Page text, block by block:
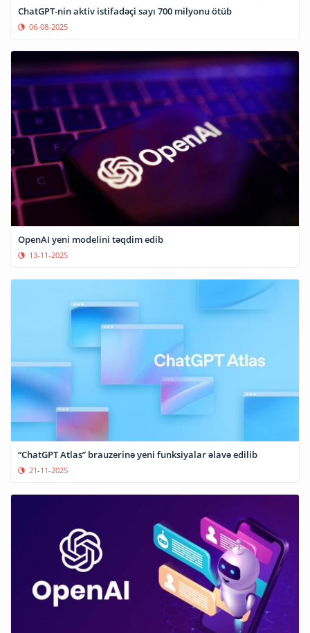
ChatGPT-nin aktiv istifadəçi sayı 700 milyonu ötüb
06-08-2025
OpenAI yeni modelini təqdim edib
13-11-2025
“ChatGPT Atlas” brauzerinə yeni funksiyalar əlavə edilib
21-11-2025